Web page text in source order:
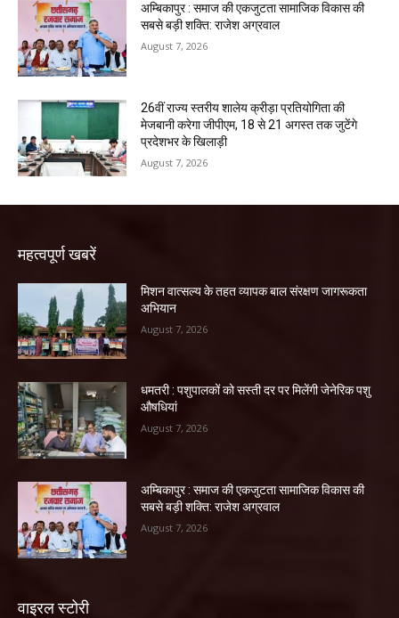
अम्बिकापुर : समाज की एकजुटता सामाजिक विकास की
सबसे बड़ी शक्ति: राजेश अग्रवाल
August 7, 2026
26वीं राज्य स्तरीय शालेय क्रीड़ा प्रतियोगिता की
मेजबानी करेगा जीपीएम, 18 से 21 अगस्त तक जुटेंगे
प्रदेशभर के खिलाड़ी
August 7, 2026
महत्वपूर्ण खबरें
मिशन वात्सल्य के तहत व्यापक बाल संरक्षण जागरूकता
अभियान
August 7, 2026
धमतरी : पशुपालकों को सस्ती दर पर मिलेंगी जेनेरिक पशु
औषधियां
August 7, 2026
अम्बिकापुर : समाज की एकजुटता सामाजिक विकास की
सबसे बड़ी शक्ति: राजेश अग्रवाल
August 7, 2026
वाइरल स्टोरी